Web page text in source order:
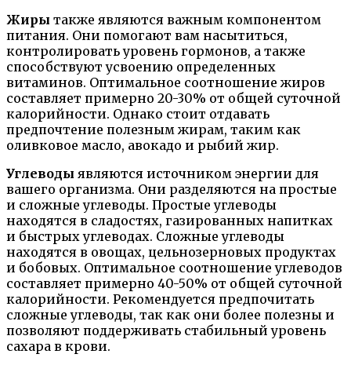
Жиры также являются важным компонентом
питания. Они помогают вам насытиться,
контролировать уровень гормонов, а также
способствуют усвоению определенных
витаминов. Оптимальное соотношение жиров
составляет примерно 20-30% от общей суточной
калорийности. Однако стоит отдавать
предпочтение полезным жирам, таким как
оливковое масло, авокадо и рыбий жир.
Углеводы являются источником энергии для
вашего организма. Они разделяются на простые
и сложные углеводы. Простые углеводы
находятся в сладостях, газированных напитках
и быстрых углеводах. Сложные углеводы
находятся в овощах, цельнозерновых продуктах
и бобовых. Оптимальное соотношение углеводов
составляет примерно 40-50% от общей суточной
калорийности. Рекомендуется предпочитать
сложные углеводы, так как они более полезны и
позволяют поддерживать стабильный уровень
сахара в крови.